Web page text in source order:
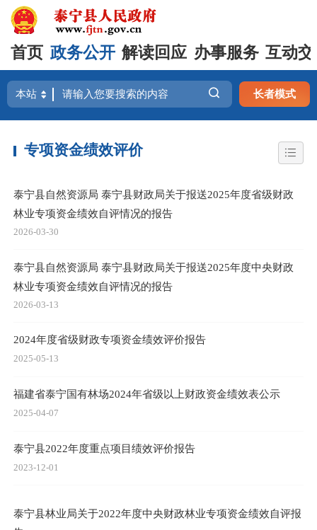
首页 政务公开 解读回应 办事服务 互动
长者模式
专项资金绩效评价
泰宁县自然资源局 泰宁县财政局关于报送2025年度省级财政
林业专项资金绩效自评情况的报告
2026-03-30
泰宁县自然资源局 泰宁县财政局关于报送2025年度中央财政
林业专项资金绩效自评情况的报告
2026-03-13
2024年度省级财政专项资金绩效评价报告
2025-05-13
福建省泰宁国有林场2024年省级以上财政资金绩效表公示
2025-04-07
泰宁县2022年度重点项目绩效评价报告
2023-12-01
泰宁县林业局关于2022年度中央财政林业专项资金绩效自评报